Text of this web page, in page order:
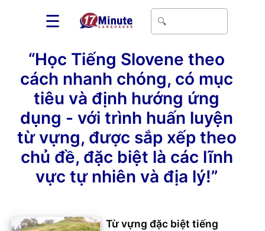
☰
“Học Tiếng Slovene theo
cách nhanh chóng, có mục
tiêu và định hướng ứng
dụng - với trình huấn luyện
từ vựng, được sắp xếp theo
chủ đề, đặc biệt là các lĩnh
vực tự nhiên và địa lý!”
Từ vựng đặc biệt tiếng